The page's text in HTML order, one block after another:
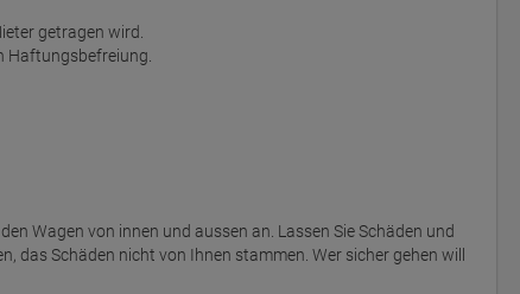
getragen wird.
Haftungsbefreiung.
Wagen von innen und aussen an. Lassen Sie Schäden und
das Schäden nicht von Ihnen stammen. Wer sicher gehen will